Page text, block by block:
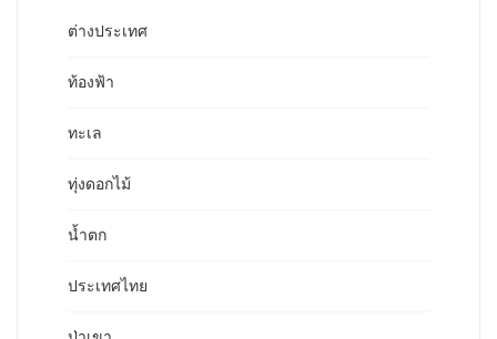
ต่างประเทศ
ท้องฟ้า
ทะเล
ทุ่งดอกไม้
น้ำตก
ประเทศไทย